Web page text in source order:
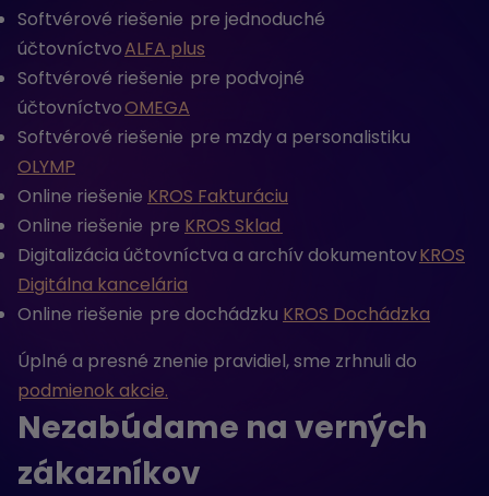
Softvérové riešenie pre jednoduché
účtovníctvoALFA plus
Softvérové riešenie pre podvojné
účtovníctvoOMEGA
Softvérové riešenie pre mzdy a personalistiku
OLYMP
Online riešenie KROS Fakturáciu
Online riešenie pre KROS Sklad
Digitalizácia účtovníctva a archív dokumentovKROS
Digitálna kancelária
Online riešenie pre dochádzku KROS Dochádzka
Úplné a presné znenie pravidiel, sme zrhnuli do
podmienok akcie.
Nezabúdame na verných
zákazníkov